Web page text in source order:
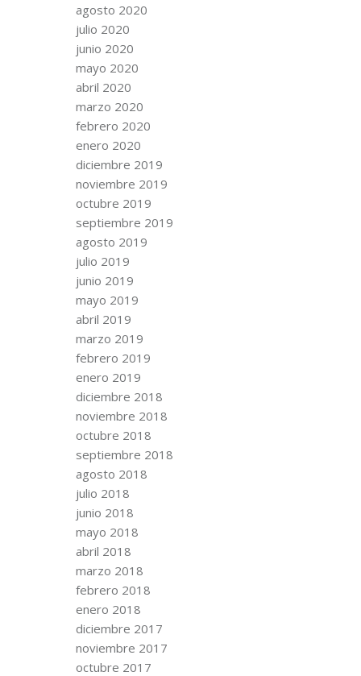
agosto 2020
julio 2020
junio 2020
mayo 2020
abril 2020
marzo 2020
febrero 2020
enero 2020
diciembre 2019
noviembre 2019
octubre 2019
septiembre 2019
agosto 2019
julio 2019
junio 2019
mayo 2019
abril 2019
marzo 2019
febrero 2019
enero 2019
diciembre 2018
noviembre 2018
octubre 2018
septiembre 2018
agosto 2018
julio 2018
junio 2018
mayo 2018
abril 2018
marzo 2018
febrero 2018
enero 2018
diciembre 2017
noviembre 2017
octubre 2017